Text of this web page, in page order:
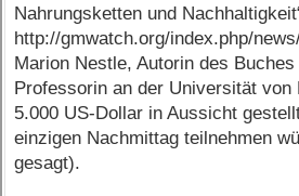
Nahrungsketten und
http://gmwatch.org/index.php/
Marion Nestle, Autorin des Buches
Professorin an der Universität von
5.000 US-Dollar in Aussicht
einzigen Nachmittag teilnehmen
gesagt).